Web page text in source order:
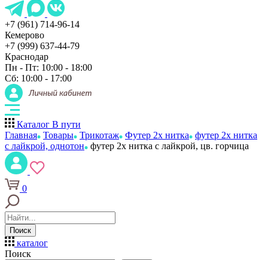
+7 (961) 714-96-14
Кемерово
+7 (999) 637-44-79
Краснодар
Пн - Пт: 10:00 - 18:00
Сб: 10:00 - 17:00
Каталог В пути
Главная Товары Трикотаж Футер 2х нитка
футер 2х нитка
с лайкрой, однотон
футер 2х нитка с лайкрой, цв. горчица
0
Поиск
каталог
Поиск